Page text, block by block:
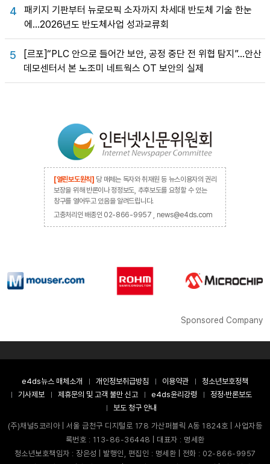
4
패키지 기판부터 뉴로모픽 소자까지 차세대 반도체 기술 한눈
에…2026년도 반도체사업 성과교류회
5
[르포]“PLC 안으로 들어간 보안, 공정 중단 전 위협 탐지”…안산
데모센터서 본 노조미 네트웍스 OT 보안의 실제
[열린보도원칙] 당 매체는 독자와 취재원 등 뉴스이용자의 권리
보장을 위해 반론이나 정정보도, 추후보도를 요청할 수 있는
창구를 열어두고 있음을 알려드립니다.
고충처리인 배종인 02-866-9957 , news@e4ds.com
Sponsored Company
e4ds뉴스 매체소개 개인정보취급방침 이용약관
청소년보호정책
기사제보
제휴문의 및 고객 불만 신고 e4ds윤리강령
정정·반론보도
보도 청구 안내
(주)채널5코리아 | 서울 금천구 디지털로 178 가산퍼블릭 A동 1824호 | 사업자등
록번호 : 113-86-36448 | 대표자 : 명세환
청소년보호책임자 : 장은성 | 발행인, 편집인 : 명세환 | 전화 : 02-866-9957